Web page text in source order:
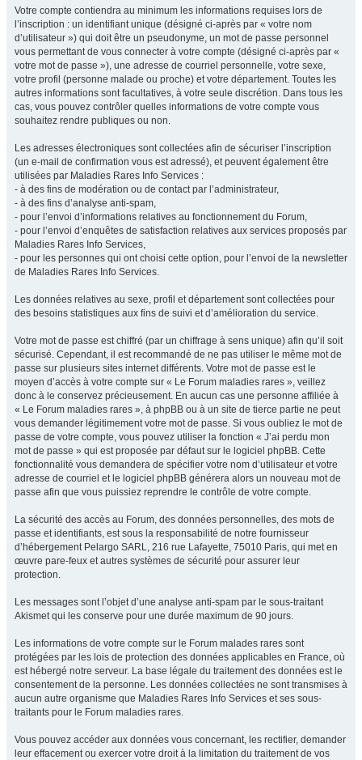
Votre compte contiendra au minimum les informations requises lors de
l’inscription : un identifiant unique (désigné ci-après par « votre nom
d’utilisateur ») qui doit être un pseudonyme, un mot de passe personnel
vous permettant de vous connecter à votre compte (désigné ci-après par «
votre mot de passe »), une adresse de courriel personnelle, votre sexe,
votre profil (personne malade ou proche) et votre département. Toutes les
autres informations sont facultatives, à votre seule discrétion. Dans tous les
cas, vous pouvez contrôler quelles informations de votre compte vous
souhaitez rendre publiques ou non.
Les adresses électroniques sont collectées afin de sécuriser l’inscription
(un e-mail de confirmation vous est adressé), et peuvent également être
utilisées par Maladies Rares Info Services :
- à des fins de modération ou de contact par l’administrateur,
- à des fins d’analyse anti-spam,
- pour l’envoi d’informations relatives au fonctionnement du Forum,
- pour l’envoi d’enquêtes de satisfaction relatives aux services proposés par
Maladies Rares Info Services,
- pour les personnes qui ont choisi cette option, pour l’envoi de la newsletter
de Maladies Rares Info Services.
Les données relatives au sexe, profil et département sont collectées pour
des besoins statistiques aux fins de suivi et d’amélioration du service.
Votre mot de passe est chiffré (par un chiffrage à sens unique) afin qu’il soit
sécurisé. Cependant, il est recommandé de ne pas utiliser le même mot de
passe sur plusieurs sites internet différents. Votre mot de passe est le
moyen d’accès à votre compte sur « Le Forum maladies rares », veillez
donc à le conservez précieusement. En aucun cas une personne affiliée à
« Le Forum maladies rares », à phpBB ou à un site de tierce partie ne peut
vous demander légitimement votre mot de passe. Si vous oubliez le mot de
passe de votre compte, vous pouvez utiliser la fonction « J’ai perdu mon
mot de passe » qui est proposée par défaut sur le logiciel phpBB. Cette
fonctionnalité vous demandera de spécifier votre nom d’utilisateur et votre
adresse de courriel et le logiciel phpBB générera alors un nouveau mot de
passe afin que vous puissiez reprendre le contrôle de votre compte.
La sécurité des accès au Forum, des données personnelles, des mots de
passe et identifiants, est sous la responsabilité de notre fournisseur
d’hébergement Pelargo SARL, 216 rue Lafayette, 75010 Paris, qui met en
œuvre pare-feux et autres systèmes de sécurité pour assurer leur
protection.
Les messages sont l’objet d’une analyse anti-spam par le sous-traitant
Akismet qui les conserve pour une durée maximum de 90 jours.
Les informations de votre compte sur le Forum malades rares sont
protégées par les lois de protection des données applicables en France, où
est hébergé notre serveur. La base légale du traitement des données est le
consentement de la personne. Les données collectées ne sont transmises à
aucun autre organisme que Maladies Rares Info Services et ses sous-
traitants pour le Forum maladies rares.
Vous pouvez accéder aux données vous concernant, les rectifier, demander
leur effacement ou exercer votre droit à la limitation du traitement de vos